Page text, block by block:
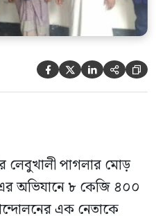
    
লেবুখালী পাগলার মোড়
অভিযানে ৮ কেজি ৪০০
এক নেতাকে